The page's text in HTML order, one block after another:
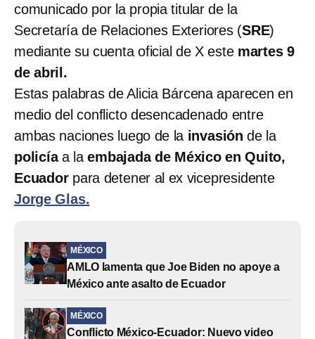
comunicado por la propia titular de la
Secretaría de Relaciones Exteriores (SRE)
mediante su cuenta oficial de X este martes 9
de abril.
Estas palabras de Alicia Bárcena aparecen en
medio del conflicto desencadenado entre
ambas naciones luego de la invasiónde la
policíaa laembajada de México en Quito,
Ecuador para detener al ex vicepresidente
Jorge Glas.
MÉXICO
AMLO lamenta que Joe Biden no apoye a
México ante asalto de Ecuador
MÉXICO
Conflicto México-Ecuador: Nuevo video